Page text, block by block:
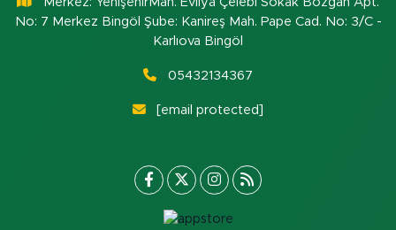
No: 7 Merkez Bingöl Şube: Kanireş Mah. Pape Cad. No: 3/C -
Karlıova Bingöl
05432134367
[email protected]